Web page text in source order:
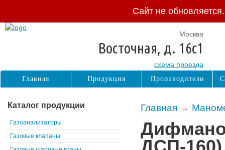
Сайт не
Главная →
Каталог продукции
Газоанализаторы
Газовые клапаны
Москва
Восточная, д. 16с1
схема проезда
Главная Продукция Производители